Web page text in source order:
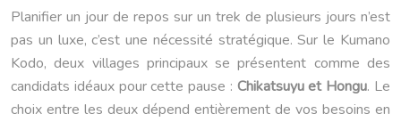
Planifier un jour de repos sur un trek de plusieurs jours n’est
pas un luxe, c’est une nécessité stratégique. Sur le Kumano
Kodo, deux villages principaux se présentent comme des
candidats idéaux pour cette pause : Chikatsuyu et Hongu. Le
choix entre les deux dépend entièrement de vos besoins en